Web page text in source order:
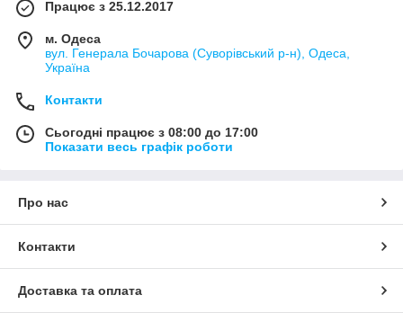
Працює з 25.12.2017
м. Одеса
вул. Генерала Бочарова (Суворівський р-н), Одеса,
Україна
Контакти
Сьогодні працює з 08:00 до 17:00
Показати весь графік роботи
Про нас
Контакти
Доставка та оплата